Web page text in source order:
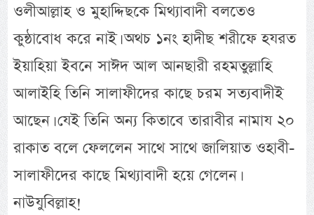
ওলীআল্লাহ ও মুহাদ্দিছকে মিথ্যাবাদী বলতেও
কুন্ঠাবোধ করে নাই। অথচ ১নং হাদীছ শরীফে হযরত
ইয়াহিয়া ইবনে সাঈদ আল আনছারী রহমতুল্লাহি
আলাইহি তিনি সালাফীদের কাছে চরম সত্যবাদীই
আছেন। যেই তিনি অন্য কিতাবে তারাবীর নামায ২০
রাকাত বলে ফেললেন সাথে সাথে জালিয়াত ওহাবী-
সালাফীদের কাছে মিথ্যাবাদী হয়ে গেলেন।
নাউযুবিল্লাহ!